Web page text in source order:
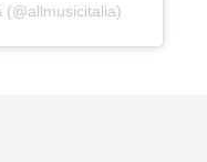
(@allmusicitalia)